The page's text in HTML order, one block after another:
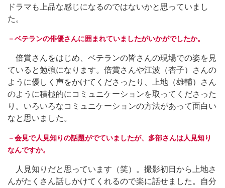
ドラマも上品な感じになるのではないかと思っていまし
た。
－ベテランの俳優さんに囲まれていましたがいかがでしたか。
倍賞さんをはじめ、ベテランの皆さんの現場での姿を見
ていると勉強になります。倍賞さんや江波（杏子）さんの
ように優しく声をかけてくださったり、上地（雄輔）さん
のように積極的にコミュニケーションを取ってくださった
り。いろいろなコミュニケーションの方法があって面白い
なと思いました。
－会見で人見知りの話題がでていましたが、多部さんは人見知り
なんですか。
人見知りだと思っています（笑）。撮影初日から上地さ
んがたくさん話しかけてくれるので楽に話せました。自分